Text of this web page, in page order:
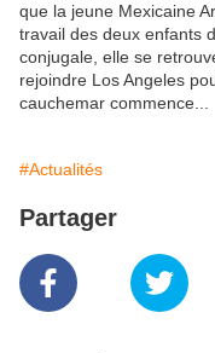
que la jeune Mexicaine
travail des deux enfants
conjugale, elle se
rejoindre Los Angeles
cauchemar commence...
#Actualités
Partager